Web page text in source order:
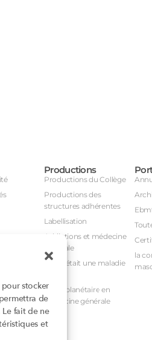
stocker
de
fait de ne
et
Productions
Productions du Collège
Productions des
structures adhérentes
Labellisation
Addictions et médecine
générale
Et si c’était une maladie
Santé planétaire en
médecine générale
la